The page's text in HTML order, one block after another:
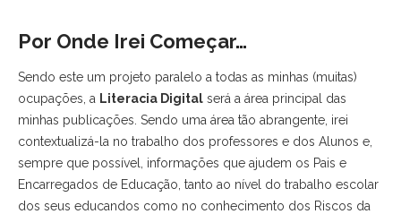
Por Onde Irei Começar…
Sendo este um projeto paralelo a todas as minhas (muitas)
ocupações, a Literacia Digital será a área principal das
minhas publicações. Sendo uma área tão abrangente, irei
contextualizá-la no trabalho dos professores e dos Alunos e,
sempre que possível, informações que ajudem os Pais e
Encarregados de Educação, tanto ao nível do trabalho escolar
dos seus educandos como no conhecimento dos Riscos da